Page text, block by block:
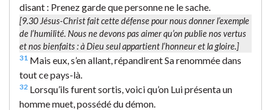
disant : Prenez garde que personne ne le sache.
[9.30 Jésus-Christ fait cette défense pour nous donner l’exemple
de l’humilité. Nous ne devons pas aimer qu’on publie nos vertus
et nos bienfaits : à Dieu seul appartient l’honneur et la gloire.]
31 Mais eux, s’en allant, répandirent Sa renommée dans
tout ce pays-là.
32 Lorsqu’ils furent sortis, voici qu’on Lui présenta un
homme muet, possédé du démon.